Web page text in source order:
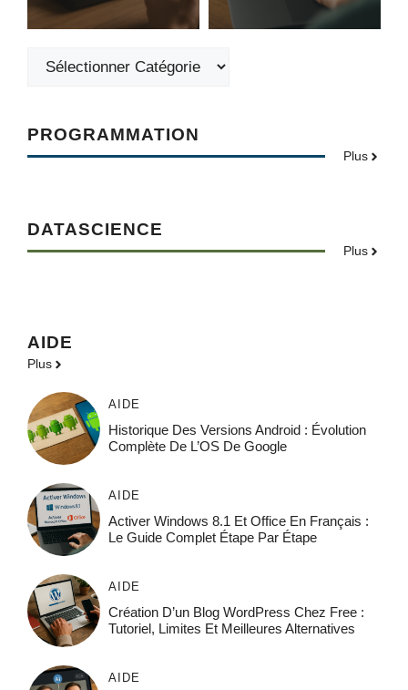
Catégories
PROGRAMMATION
Plus
DATASCIENCE
Plus
AIDE
Plus
AIDE
Historique Des Versions Android : Évolution
Complète De L’OS De Google
AIDE
Activer Windows 8.1 Et Office En Français :
Le Guide Complet Étape Par Étape
AIDE
Création D’un Blog WordPress Chez Free :
Tutoriel, Limites Et Meilleures Alternatives
AIDE